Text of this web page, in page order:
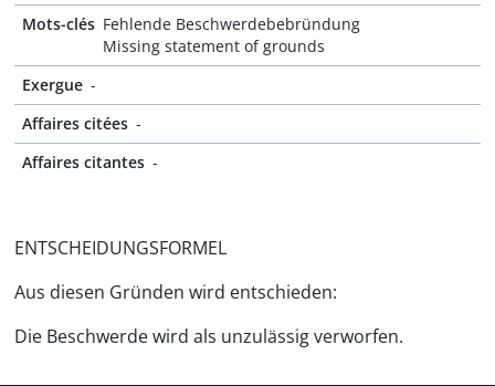
Mots-clés Fehlende Beschwerdebebründung
Missing statement of grounds
Exergue -
Affaires citées -
Affaires citantes -
ENTSCHEIDUNGSFORMEL
Aus diesen Gründen wird entschieden:
Die Beschwerde wird als unzulässig verworfen.